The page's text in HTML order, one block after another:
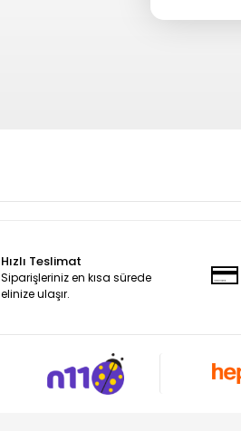
Hızlı Teslimat
Siparişleriniz en kısa sürede
elinize ulaşır.